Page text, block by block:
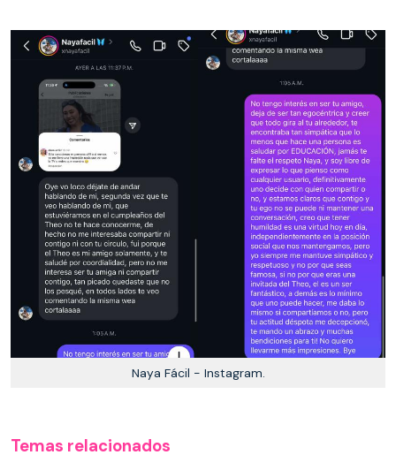
Naya Fácil - Instagram.
Temas relacionados